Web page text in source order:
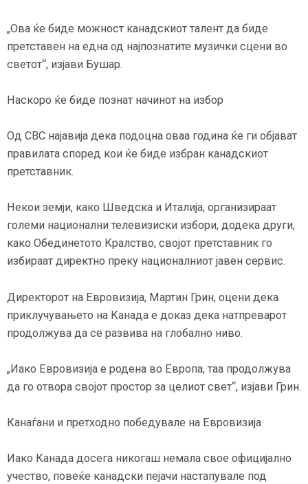
„Ова ќе биде можност канадскиот талент да биде
претставен на една од најпознатите музички сцени во
светот“, изјави Бушар.
Наскоро ќе биде познат начинот на избор
Од CBC најавија дека подоцна оваа година ќе ги објават
правилата според кои ќе биде избран канадскиот
претставник.
Некои земји, како Шведска и Италија, организираат
големи национални телевизиски избори, додека други,
како Обединетото Кралство, својот претставник го
избираат директно преку националниот јавен сервис.
Директорот на Евровизија, Мартин Грин, оцени дека
приклучувањето на Канада е доказ дека натпреварот
продолжува да се развива на глобално ниво.
„Иако Евровизија е родена во Европа, таа продолжува
да го отвора својот простор за целиот свет“, изјави Грин.
Канаѓани и претходно победувале на Евровизија
Иако Канада досега никогаш немала свое официјално
учество, повеќе канадски пејачи настапувале под